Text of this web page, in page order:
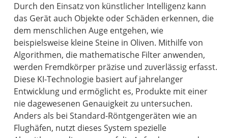
Durch den Einsatz von künstlicher Intelligenz kann
das Gerät auch Objekte oder Schäden erkennen, die
dem menschlichen Auge entgehen, wie
beispielsweise kleine Steine in Oliven. Mithilfe von
Algorithmen, die mathematische Filter anwenden,
werden Fremdkörper präzise und zuverlässig erfasst.
Diese KI-Technologie basiert auf jahrelanger
Entwicklung und ermöglicht es, Produkte mit einer
nie dagewesenen Genauigkeit zu untersuchen.
Anders als bei Standard-Röntgengeräten wie an
Flughäfen, nutzt dieses System spezielle